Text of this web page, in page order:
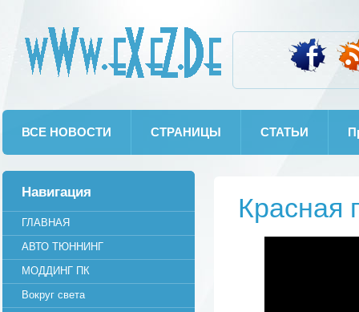
ВСЕ НОВОСТИ СТРАНИЦЫ СТАТЬИ
Навигация
ГЛАВНАЯ
АВТО ТЮННИНГ
МОДДИНГ ПК
Вокруг света